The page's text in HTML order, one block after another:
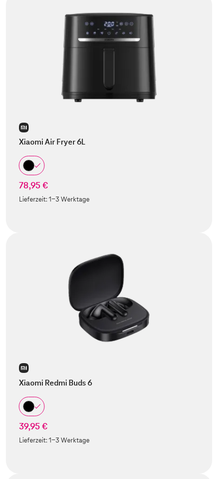
Xiaomi Air Fryer 6L
78,95 €
Lieferzeit:1-3 Werktage
Xiaomi Redmi Buds 6
39,95 €
Lieferzeit:1-3 Werktage